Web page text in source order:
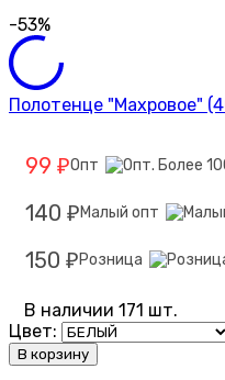
-53%
Полотенце "Махровое"
99 ₽Опт
140 ₽ Малый опт
150 ₽ Розница
В наличии 171 шт.
Цвет:
В корзину